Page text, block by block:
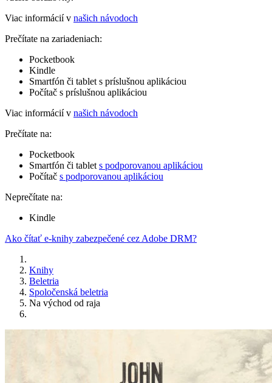
Viac informácií v našich návodoch
Prečítate na zariadeniach:
Pocketbook
Kindle
Smartfón či tablet s príslušnou aplikáciou
Počítač s príslušnou aplikáciou
Viac informácií v našich návodoch
Prečítate na:
Pocketbook
Smartfón či tablet s podporovanou aplikáciou
Počítač s podporovanou aplikáciou
Neprečítate na:
Kindle
Ako čítať e-knihy zabezpečené cez Adobe DRM?
Knihy
Beletria
Spoločenská beletria
Na východ od raja